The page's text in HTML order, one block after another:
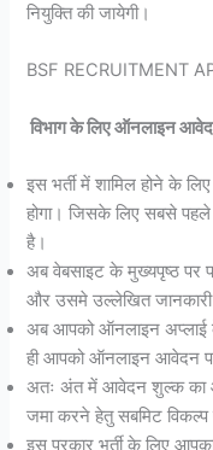
नियुक्ति की जायेगी।
BSF RECRUITMENT
विभाग के लिए ऑनलाइन
इस भर्ती में शामिल होने के
होगा। जिसके लिए सबसे
है।
अब वेबसाइट के मुख्यपृष्ठ पर
और उसमे उल्लेखित
अब आपको ऑनलाइन अप्लाई
ही आपको ऑनलाइन आवेदन
अतः अंत में आवेदन शुल्क का
जमा करने हेतु सबमिट
इस प्रकार भर्ती के लिए